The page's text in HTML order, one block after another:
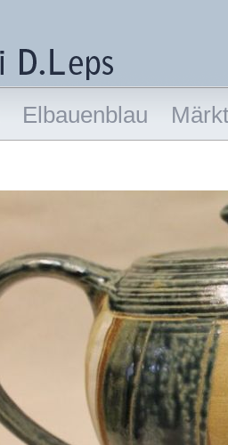
Elbauenblau